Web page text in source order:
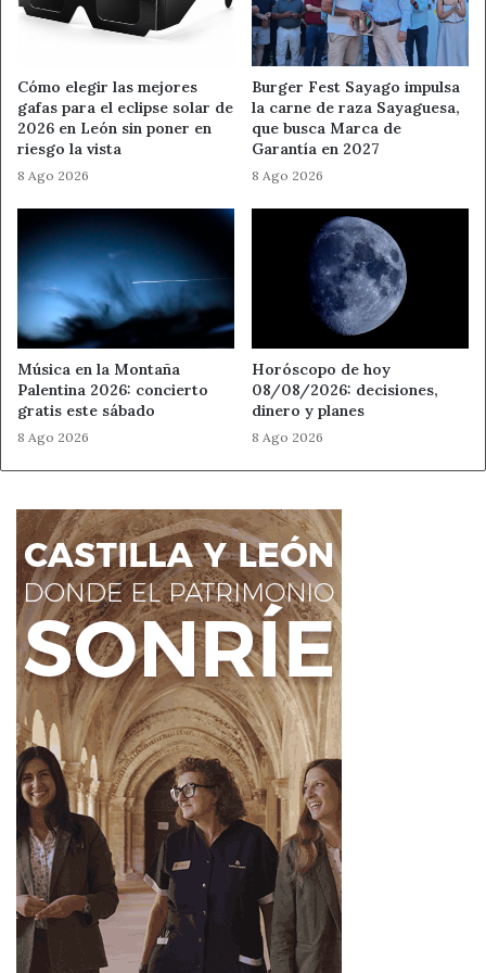
más amplio. La exposición se concibe como una
oportunidad para expresar, conectar y construir
juntos un mensaje lleno de significado y esperanza.
San Martín de La Tercia: El
escenario ideal
La elección deSan Martín de La Terciacomo sede de
esta exposición no es casual. La localidad invita y acoge al
colectivo LaborArte por su
compromiso con el arte
vinculado al entorno rural, la memoria y la
transformación social . Este pueblo, perteneciente al
municipio deVillamanínen laMontaña Central
Leonesa, se encuentra enclavado en laReserva de la
Biosfera del Alto Bernesga
Buey Pinto, hacen de este enclave unmarco
profundamente inspirador para el arte y la reflexión
El pueblo, además, dinamiza activamente su
escuela como espacio cultural y de recreo
fomentando el diálogo entre el arte contemporáneo y las
realidades locales. La escuela, que data de
(inaugurada por la Condesa de Sagasta y en uso hasta
1972) y cuya última restauración fue en 2023, es el
escenario perfecto para esta propuesta artística.
Esta exposición llega a San Martín de La Tercia en su
recorrido por la provincia, habiendo pasado ya por
Lugueros. Otra parte de esta exposición“Prendido con
Alfileres” se encuentra actualmente en Brugos de
Fenar hasta el 30 de agosto
. Su siguiente destino será
el Centro de Interpretación del Clima de la Vid, después
de haber estado expuesta en La Peregrina de Sahagún y
Cómo elegir las mejores
gafas para el eclipse solar de
2026 en León sin poner en
riesgo la vista
8 Ago 2026
Burger Fest Sayago impulsa
la carne de raza Sayaguesa,
que busca Marca de
Garantía en 2027
8 Ago 2026
Música en la Montaña
Palentina 2026: concierto
gratis este sábado
8 Ago 2026
Horóscopo de hoy
08/08/2026: decisiones,
dinero y planes
8 Ago 2026